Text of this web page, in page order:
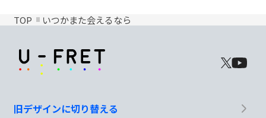
TOP いつかまた会えるなら
旧デザインに切り替える